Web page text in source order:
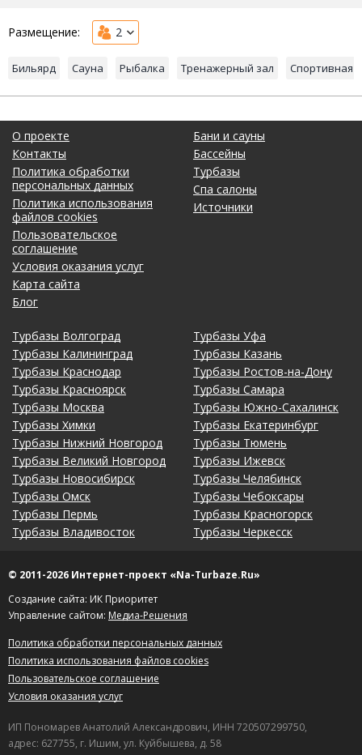
Размещение: 2
Бильярд Сауна Рыбалка Тренажерный зал Спортивная
О проекте
Контакты
Политика обработки
персональных данных
Политика использования
файлов cookies
Пользовательское
соглашение
Условия оказания услуг
Карта сайта
Блог
Бани и сауны
Бассейны
Турбазы
Спа салоны
Источники
Турбазы Волгоград
Турбазы Калининград
Турбазы Краснодар
Турбазы Красноярск
Турбазы Москва
Турбазы Химки
Турбазы Нижний Новгород
Турбазы Великий Новгород
Турбазы Новосибирск
Турбазы Омск
Турбазы Пермь
Турбазы Владивосток
Турбазы Уфа
Турбазы Казань
Турбазы Ростов-на-Дону
Турбазы Самара
Турбазы Южно-Сахалинск
Турбазы Екатеринбург
Турбазы Тюмень
Турбазы Ижевск
Турбазы Челябинск
Турбазы Чебоксары
Турбазы Красногорск
Турбазы Черкесск
© 2011-2026 Интернет-проект «Na-Turbaze.Ru»
Создание сайта: ИК Приоритет
Управление сайтом: Медиа-Решения
Политика обработки персональных данных
Политика использования файлов cookies
Пользовательское соглашение
Условия оказания услуг
ИП Пономарев Анатолий Александрович, ИНН 720507299750,
адрес: 627755, г. Ишим, ул. Куйбышева, д. 58